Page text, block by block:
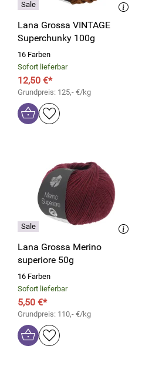
Lana Grossa VINTAGE
Superchunky 100g
16 Farben
Sofort lieferbar
12,50 €*
Grundpreis: 125,- €/kg
Lana Grossa Merino
superiore 50g
16 Farben
Sofort lieferbar
5,50 €*
Grundpreis: 110,- €/kg